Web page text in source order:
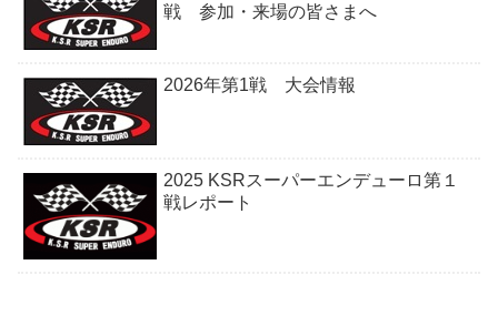
戦 参加・来場の皆さまへ
2026年第1戦 大会情報
2025 KSRスーパーエンデューロ第１
戦レポート